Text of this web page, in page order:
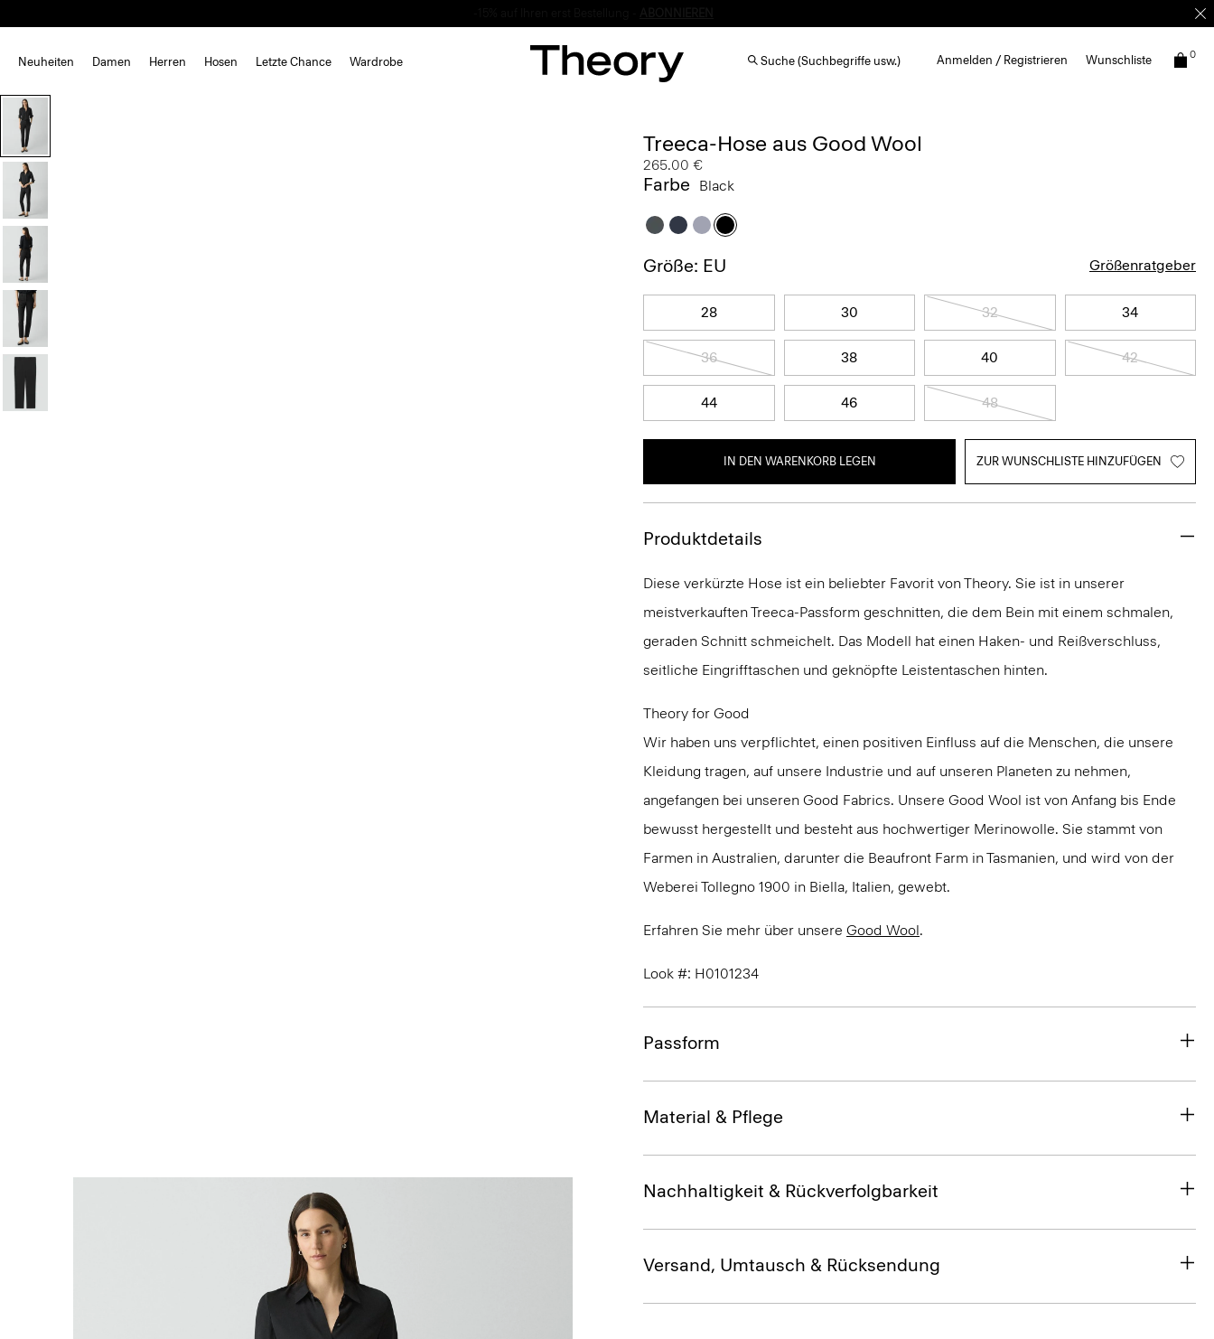
Neuheiten Damen Herren Hosen Letzte Chance Wardrobe Suche (Suchbegriffe usw.) Anmelden / Registrieren Wunschliste 0
Treeca-Hose aus Good Wool
265.00 €
Farbe Black
Größe: EU Größenratgeber
28 30 32 34
36 38 40 42
44 46 48
IN DEN WARENKORB LEGEN ZUR WUNSCHLISTE HINZUFÜGEN
Produktdetails
Diese verkürzte Hose ist ein beliebter Favorit von Theory. Sie ist in unserer
meistverkauften Treeca-Passform geschnitten, die dem Bein mit einem schmalen,
geraden Schnitt schmeichelt. Das Modell hat einen Haken- und Reißverschluss,
seitliche Eingrifftaschen und geknöpfte Leistentaschen hinten.
Theory for Good
Wir haben uns verpflichtet, einen positiven Einfluss auf die Menschen, die unsere
Kleidung tragen, auf unsere Industrie und auf unseren Planeten zu nehmen,
angefangen bei unseren Good Fabrics. Unsere Good Wool ist von Anfang bis Ende
bewusst hergestellt und besteht aus hochwertiger Merinowolle. Sie stammt von
Farmen in Australien, darunter die Beaufront Farm in Tasmanien, und wird von der
Weberei Tollegno 1900 in Biella, Italien, gewebt.
Erfahren Sie mehr über unsere Good Wool.
Look #: H0101234
Passform
Material & Pflege
Nachhaltigkeit & Rückverfolgbarkeit
Versand, Umtausch & Rücksendung